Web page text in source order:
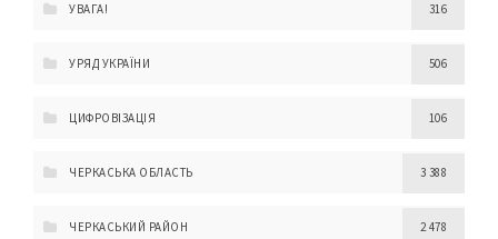
УВАГА! 316
УРЯД УКРАЇНИ 506
ЦИФРОВІЗАЦІЯ 106
ЧЕРКАСЬКА ОБЛАСТЬ 3 388
ЧЕРКАСЬКИЙ РАЙОН 2 478